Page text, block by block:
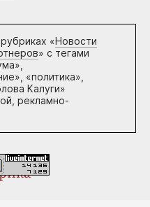
«Новости
» с тегами
«политика»,
Калуги»
рекламно-